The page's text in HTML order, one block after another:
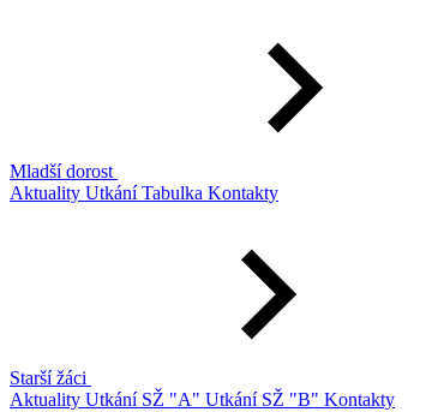
Mladší dorost
Aktuality UtkáníTabulka Kontakty
Starší žáci
Aktuality Utkání SŽ "A" Utkání SŽ "B" Kontakty